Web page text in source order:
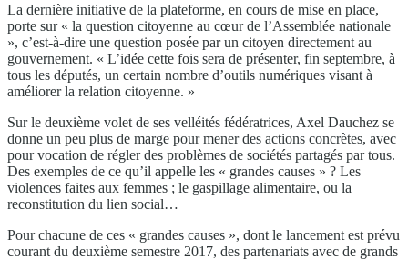
La dernière initiative de la plateforme, en cours de mise en place,
porte sur « la question citoyenne au cœur de l’Assemblée nationale
», c’est-à-dire une question posée par un citoyen directement au
gouvernement. « L’idée cette fois sera de présenter, fin septembre, à
tous les députés, un certain nombre d’outils numériques visant à
améliorer la relation citoyenne. »
Sur le deuxième volet de ses velléités fédératrices, Axel Dauchez se
donne un peu plus de marge pour mener des actions concrètes, avec
pour vocation de régler des problèmes de sociétés partagés par tous.
Des exemples de ce qu’il appelle les « grandes causes » ? Les
violences faites aux femmes ; le gaspillage alimentaire, ou la
reconstitution du lien social…
Pour chacune de ces « grandes causes », dont le lancement est prévu
courant du deuxième semestre 2017, des partenariats avec de grands